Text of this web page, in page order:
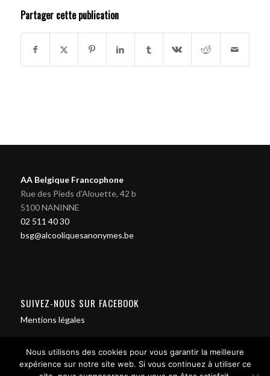
Partager cette publication
AA Belgique Francophone
Rue des Pieds d'Alouette, 42 b
5100 NANINNE
02 511 40 30
bsg@alcooliquesanonymes.be
SUIVEZ-NOUS SUR FACEBOOK
Mentions légales
Nous utilisons des cookies pour vous garantir la meilleure
expérience sur notre site web. Si vous continuez à utiliser ce